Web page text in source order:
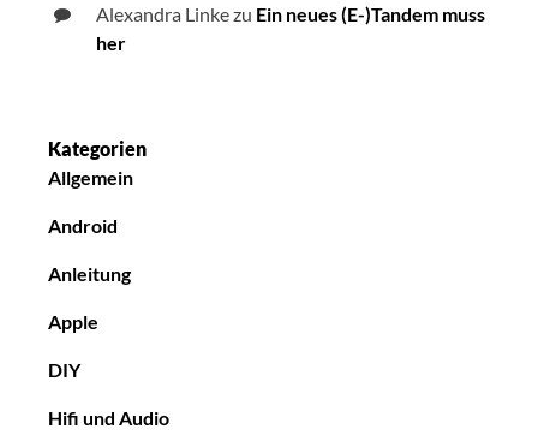
Alexandra Linkezu Ein neues (E-)Tandem muss
her
Kategorien
Allgemein
Android
Anleitung
Apple
DIY
Hifi und Audio